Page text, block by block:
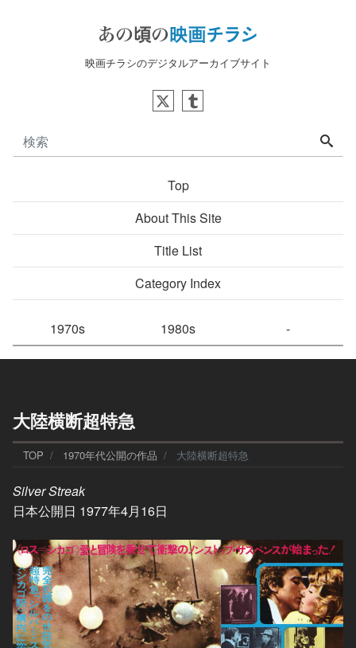
映画チラシのデジタルアーカイブサイト
Top
About This Site
Title List
Category Index
1970s 1980s -
大陸横断超特急
TOP 1970年代公開の作品 大陸横断超特急
Silver Streak
日本公開日 1977年4月16日